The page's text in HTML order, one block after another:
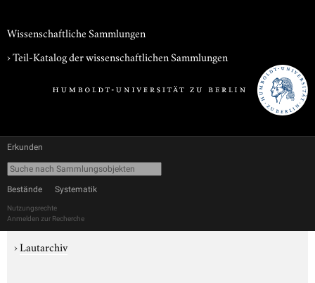
Wissenschaftliche Sammlungen
› Teil-Katalog der wissenschaftlichen Sammlungen
Erkunden
Bestände Systematik
Nutzungsrechte
Anmelden zur Recherche
›Lautarchiv